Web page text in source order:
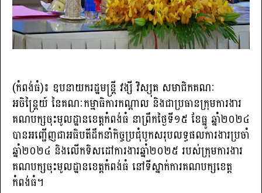
(កំពង់ធំ)៖ ឧបនាយករដ្ឋមន្ត្រី វង្សី វិស្សុត សមាជិកគណៈ
អចិន្ត្រៃយ៍ នៃគណៈកម្មាធិការកណ្តាល និងជាប្រធានក្រុមការងារ
គណបក្សចុះមូលដ្ឋានខេត្តកំពង់ធំ នាព្រឹកថ្ងៃទី១៥ ខែធ្នូ ឆ្នាំ២០២៤
បានអញ្ជើញជាអធិបតីដឹកនាំកិច្ចប្រជុំបូកសរុបលទ្ធផលការងារប្រចាំ
ឆ្នាំ២០២៤ និងលើកទិសដៅការងារឆ្នាំ២០២៥ របស់ក្រុមការងារ
គណបក្សចុះមូលដ្ឋានខេត្តកំពង់ធំ នៅទីស្នាក់ការគណបក្សខេត្ត
កំពង់ធំ។